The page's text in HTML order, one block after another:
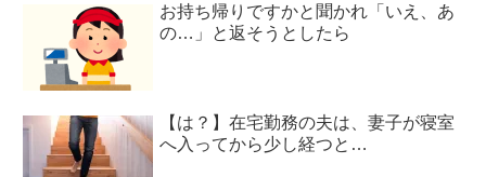
お持ち帰りですかと聞かれ「いえ、あ
の…」と返そうとしたら
【は？】在宅勤務の夫は、妻子が寝室
へ入ってから少し経つと…